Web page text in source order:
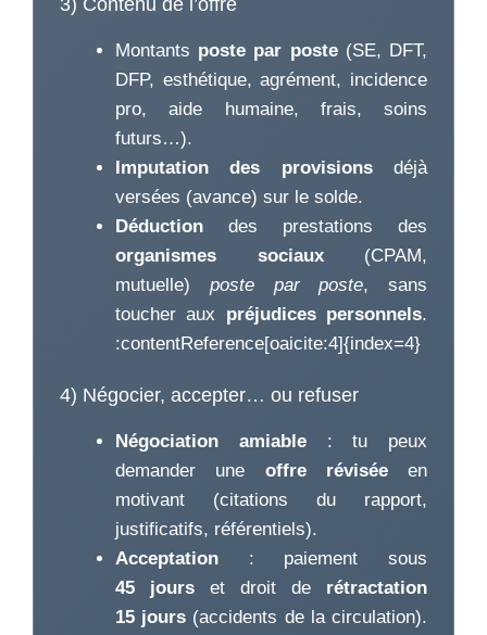
Montants poste par poste(SE, DFT,
DFP, esthétique, agrément, incidence
pro, aide humaine, frais, soins
futurs…).
Imputation des provisionsdéjà
versées (avance) sur le solde.
Déduction des prestations des
organismes sociaux(CPAM,
mutuelle) poste par poste, sans
toucher aux préjudices personnels.
:contentReference[oaicite:4]{index=4}
4) Négocier, accepter… ou refuser
Négociation amiable: tu peux
demander une offre réviséeen
motivant (citations du rapport,
justificatifs, référentiels).
Acceptation : paiement sous
45 jours et droit de rétractation
15 jours (accidents de la circulation).